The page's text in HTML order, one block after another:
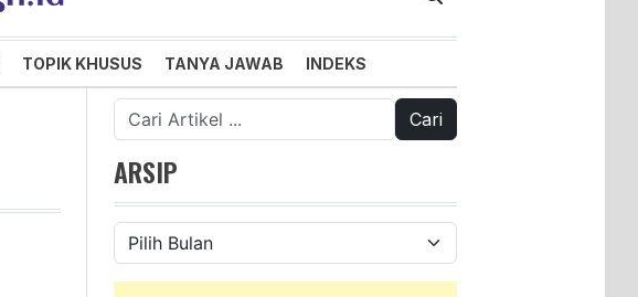
TOPIK KHUSUS TANYA JAWAB INDEKS
Cari
untuk:
ARSIP
Arsip